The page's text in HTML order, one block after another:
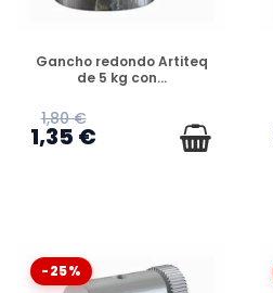
DISPONIBLE
Gancho redondo Artiteq
de 5 kg con...
1,80 €
1,35 €
-25%